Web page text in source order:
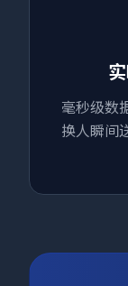
毫秒级数
换人瞬间